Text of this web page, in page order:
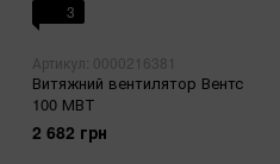
3
Артикул: 0000216381
Витяжний вентилятор Вентс
100 МВТ
2 682 грн